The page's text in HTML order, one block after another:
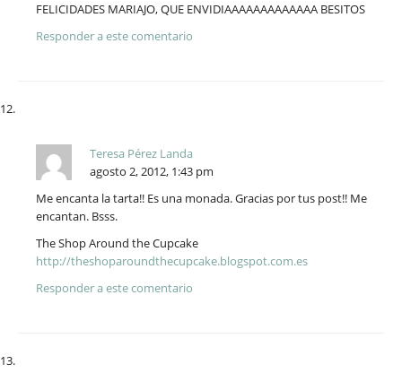
FELICIDADES MARIAJO, QUE ENVIDIAAAAAAAAAAAAA BESITOS
Responder a este comentario
Teresa Pérez Landa
agosto 2, 2012, 1:43 pm
Me encanta la tarta!! Es una monada. Gracias por tus post!! Me
encantan. Bsss.
The Shop Around the Cupcake
http://theshoparoundthecupcake.blogspot.com.es
Responder a este comentario